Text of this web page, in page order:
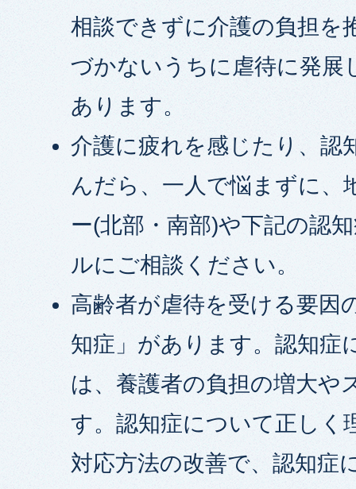
相談できずに介護の負担を
づかないうちに虐待に発展
あります。
介護に疲れを感じたり、認
んだら、一人で悩まずに、
ー(北部・南部)や下記の認
ルにご相談ください。
高齢者が虐待を受ける要因
知症」があります。認知症
は、養護者の負担の増大や
す。認知症について正しく
対応方法の改善で、認知症